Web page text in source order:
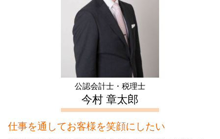
日本政策金融公庫 融資 期間
住宅 売却 確定申告
家賃 収入 確定申告
住宅ローン控除 確定申告
年末調整 不動産所得
確定申告 不動産 所得 書き方
会社設立 神奈川県 会計士
生前対策 中野区 会計士
不動産 確定申告 埼玉県 税理士
生前対策 豊島区 会計士
会社設立 新宿区 税理士
起業支援 新宿区 税理士
生前対策 東京都 会計士
不動産 確定申告 東京都 相談
公認会計士・税理士
今村 章太郎
仕事を通してお客様を笑顔にしたい